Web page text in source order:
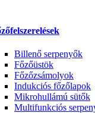
Billenő serpenyők
Főzőüstök
Főzőzsámolyok
Indukciós főzőlapok
Mikrohullámú sütők
Multifunkciós